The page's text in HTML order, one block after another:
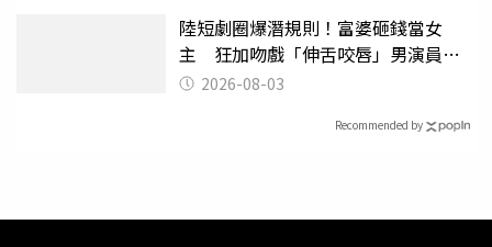
陸短劇圈爆潛規則！富婆砸錢當女
主 狂加吻戲「伸舌咬唇」男演員崩
潰 2026-08-03
Recommended by